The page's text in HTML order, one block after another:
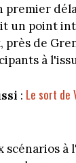
premier
un point
près de
à
: Le sort de
scénarios